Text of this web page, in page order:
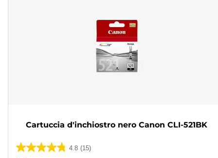
Cartuccia d'inchiostro nero Canon CLI-521BK
4.8 (15)
4.8